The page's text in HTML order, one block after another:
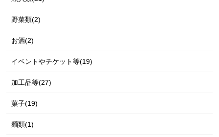
野菜類(2)
お酒(2)
イベントやチケット等(19)
加工品等(27)
菓子(19)
麺類(1)